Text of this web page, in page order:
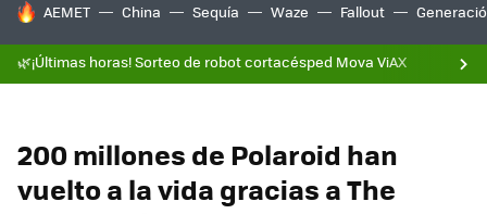
HOY SE HABLA DE
AEMET China Sequía Waze Fallout
🌿¡Últimas horas! Sorteo de robot cortacésped Mova ViAX
200 millones de Polaroid han
vuelto a la vida gracias a The